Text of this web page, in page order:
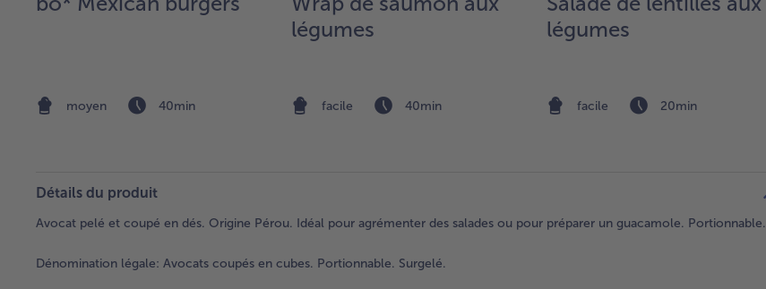
moyen 40min
légumes
facile 40min
légumes
facile 20min
Détails du produit
Avocat pelé et coupé en dés. Origine Pérou. Idéal pour agrémenter des salades ou pour préparer un guacamole. Portionnable.
Dénomination légale: Avocats coupés en cubes. Portionnable. Surgelé.